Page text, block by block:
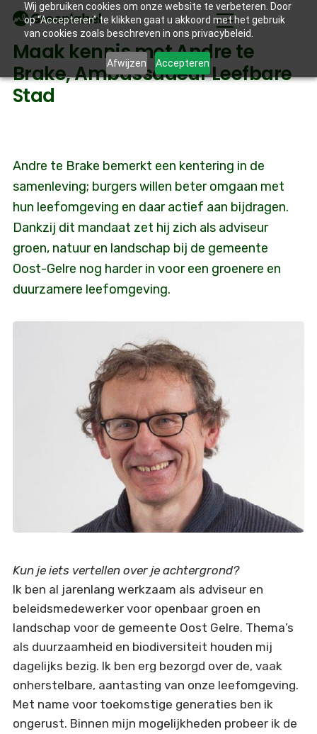
Wij gebruiken cookies om onze website te verbeteren. Door
op “Accepteren” te klikken gaat u akkoord met het gebruik
van cookies zoals beschreven in ons privacybeleid.
Afwijzen Accepteren
Maak kennis met Andre te
Brake, Ambassadeur Leefbare
Stad
Andre te Brake bemerkt een kentering in de
samenleving; burgers willen beter omgaan met
hun leefomgeving en daar actief aan bijdragen.
Dankzij dit mandaat zet hij zich als adviseur
groen, natuur en landschap bij de gemeente
Oost-Gelre nog harder in voor een groenere en
duurzamere leefomgeving.
Kun je iets vertellen over je achtergrond?
Ik ben al jarenlang werkzaam als adviseur en
beleidsmedewerker voor openbaar groen en
landschap voor de gemeente Oost Gelre. Thema’s
als duurzaamheid en biodiversiteit houden mij
dagelijks bezig. Ik ben erg bezorgd over de, vaak
onherstelbare, aantasting van onze leefomgeving.
Met name voor toekomstige generaties ben ik
ongerust. Binnen mijn mogelijkheden probeer ik de